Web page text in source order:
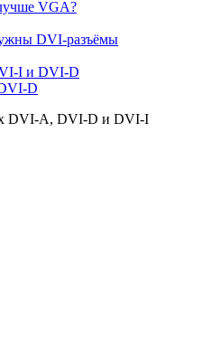
VGA?
DVI-разъёмы
I и DVI-D
D